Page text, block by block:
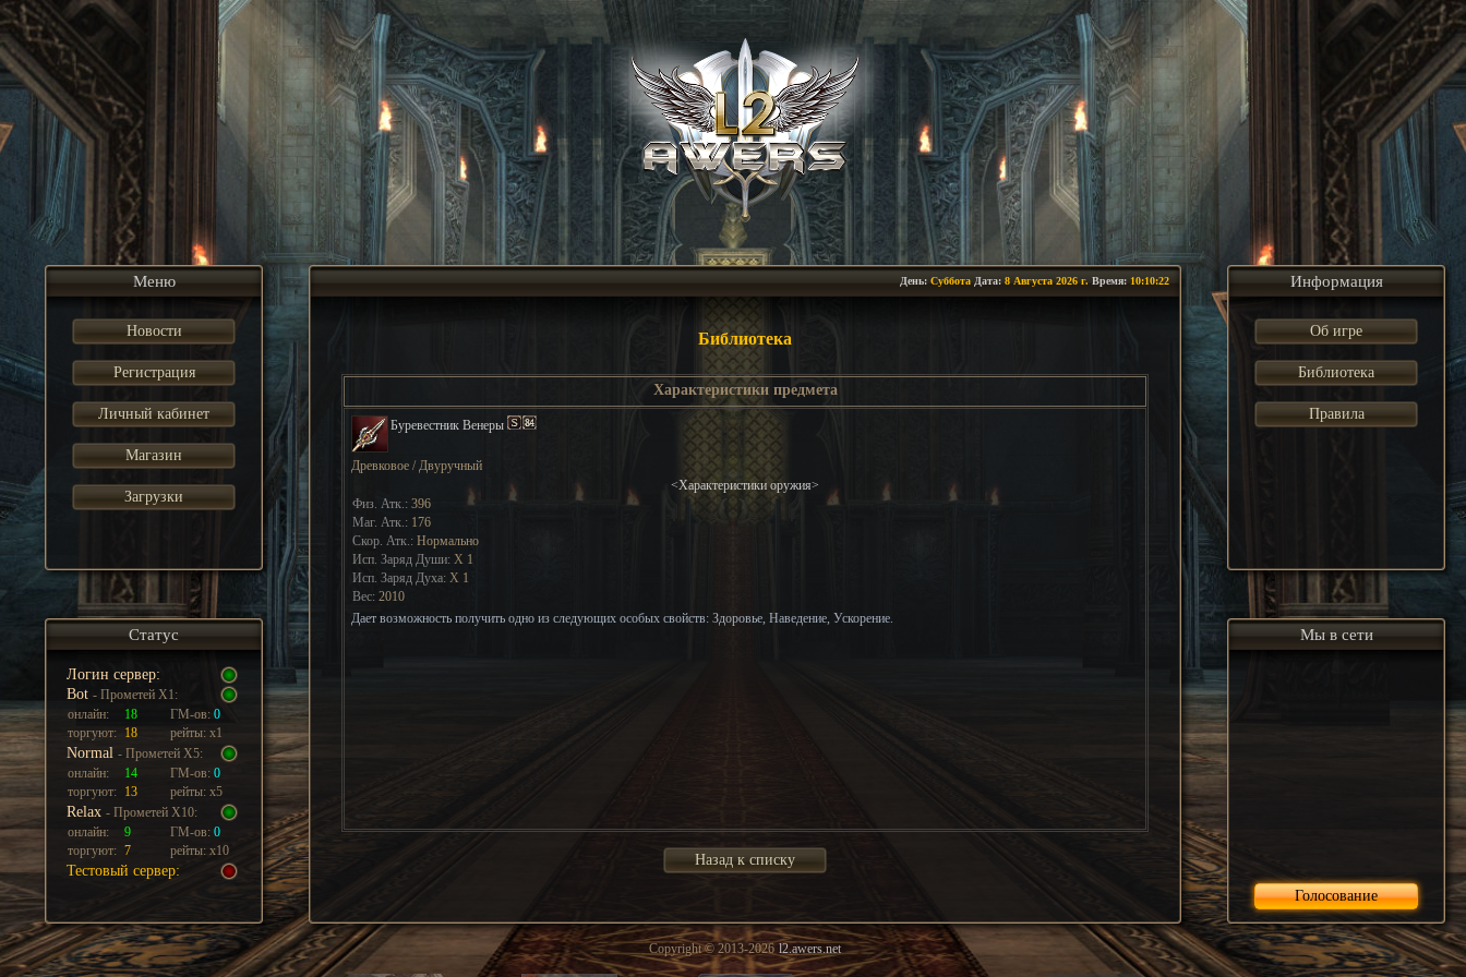
Меню
Новости
Регистрация
Личный кабинет
Магазин
Загрузки
День: Суббота Дата: 8 Августа 2026 г. Время: 10:10:22
Библиотека
Характеристики предмета
Буревестник Венеры
Древковое / Двуручный
<Характеристики оружия>
Физ. Атк.: 396
Маг. Атк.: 176
Скор. Атк.: Нормально
Исп. Заряд Души: Х 1
Исп. Заряд Духа: Х 1
Вес: 2010
Дает возможность получить одно из следующих особых свойств: Здоровье, Наведение, Ускорение.
Назад к списку
Информация
Об игре
Библиотека
Правила
Статус
Логин сервер:
Bot - Прометей Х1:
онлайн:
18 ГМ-ов: 0
торгуют: 18 рейты: х1
Normal - Прометей Х5:
онлайн:
14 ГМ-ов: 0
торгуют: 13 рейты: х5
Relax - Прометей Х10:
онлайн:
9 ГМ-ов: 0
торгуют: 7 рейты: х10
Тестовый сервер:
Мы в сети
Голосование
Copyright © 2013-2026 l2.awers.net